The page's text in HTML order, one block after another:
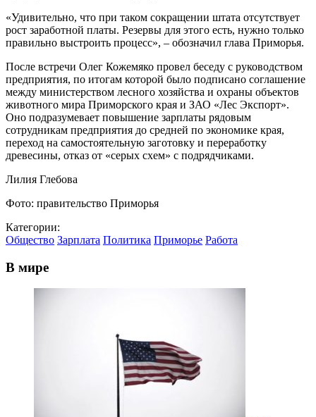
«Удивительно, что при таком сокращении штата отсутствует
рост заработной платы. Резервы для этого есть, нужно только
правильно выстроить процесс», – обозначил глава Приморья.
После встречи Олег Кожемяко провел беседу с руководством
предприятия, по итогам которой было подписано соглашение
между министерством лесного хозяйства и охраны объектов
животного мира Приморского края и ЗАО «Лес Экспорт».
Оно подразумевает повышение зарплаты рядовым
сотрудникам предприятия до средней по экономике края,
переход на самостоятельную заготовку и переработку
древесины, отказ от «серых схем» с подрядчиками.
Лилия Глебова
Фото: правительство Приморья
Категории:
Общество Зарплата Политика Приморье Работа
В мире